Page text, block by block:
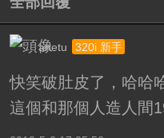
anetu 320i 新手
快笑破肚皮了，哈哈
這個和那個人造人間